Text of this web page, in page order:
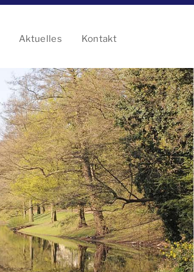
Aktuelles Kontakt